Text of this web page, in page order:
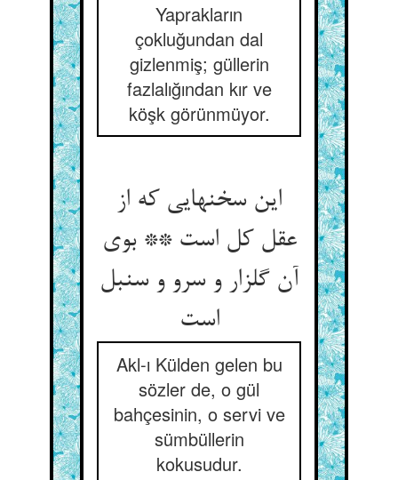
Yaprakların
çokluğundan dal
gizlenmiş; güllerin
fazlalığından kır ve
köşk görünmüyor.
این سخنهایی که از
عقل کل است ** بوی
آن گلزار و سرو و سنبل
است‌‌
Akl-ı Külden gelen bu
sözler de, o gül
bahçesinin, o servi ve
sümbüllerin
kokusudur.